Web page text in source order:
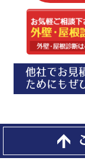
他社でお見
ためにもぜ